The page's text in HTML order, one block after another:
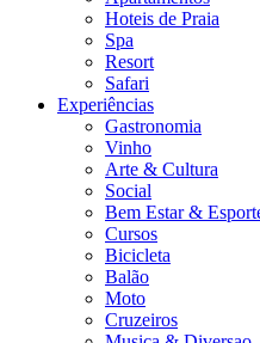
Hoteis de Praia
Spa
Resort
Safari
Experiências
Gastronomia
Vinho
Arte & Cultura
Social
Bem Estar &
Cursos
Bicicleta
Balão
Moto
Cruzeiros